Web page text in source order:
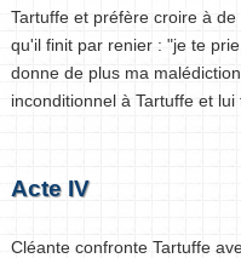
Tartuffe et préfère croire à
qu'il finit par renier : "je te
donne de plus ma
inconditionnel à Tartuffe et
Acte IV
Cléante confronte Tartuffe